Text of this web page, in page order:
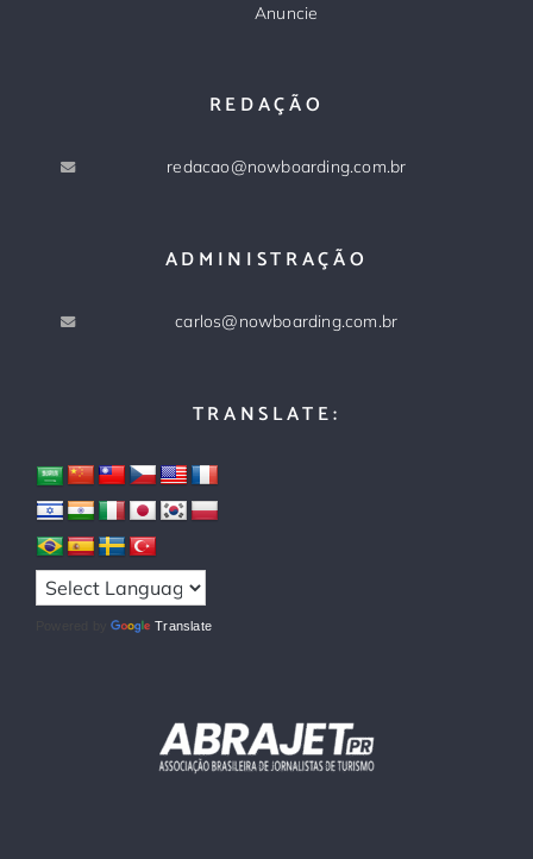
Anuncie
REDAÇÃO
redacao@nowboarding.com.br
ADMINISTRAÇÃO
carlos@nowboarding.com.br
TRANSLATE:
Powered by Translate